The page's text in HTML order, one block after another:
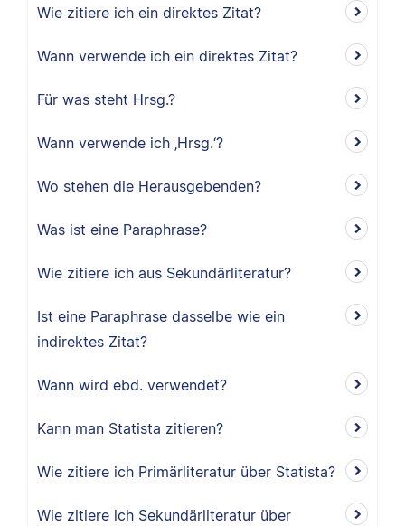
Wie zitiere ich ein direktes Zitat?
Wann verwende ich ein direktes Zitat?
Für was steht Hrsg.?
Wann verwende ich ‚Hrsg.‘?
Wo stehen die Herausgebenden?
Was ist eine Paraphrase?
Wie zitiere ich aus Sekundärliteratur?
Ist eine Paraphrase dasselbe wie ein
indirektes Zitat?
Wann wird ebd. verwendet?
Kann man Statista zitieren?
Wie zitiere ich Primärliteratur über Statista?
Wie zitiere ich Sekundärliteratur über